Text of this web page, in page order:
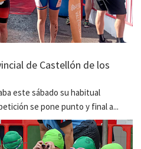
de Castellón de los
este sábado su habitual
se pone punto y final a...